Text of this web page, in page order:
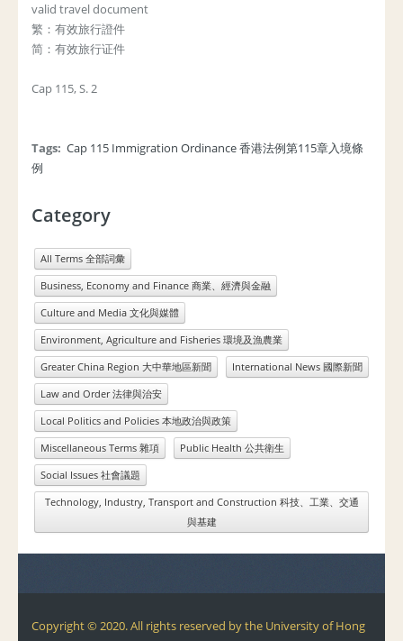
valid travel document
繁：有效旅行證件
简：有效旅行证件
Cap 115, S. 2
Tags: Cap 115 Immigration Ordinance 香港法例第115章入境條
例
Category
All Terms 全部詞彙
Business, Economy and Finance 商業、經濟與金融
Culture and Media 文化與媒體
Environment, Agriculture and Fisheries 環境及漁農業
Greater China Region 大中華地區新聞
International News 國際新聞
Law and Order 法律與治安
Local Politics and Policies 本地政治與政策
Miscellaneous Terms 雜項
Public Health 公共衛生
Social Issues 社會議題
Technology, Industry, Transport and Construction 科技、工業、交通
與基建
Copyright © 2020. All rights reserved by the University of Hong